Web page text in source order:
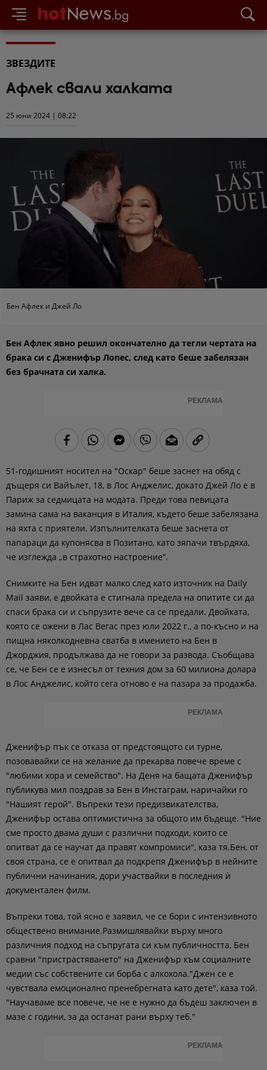
ЗВЕЗДИТЕ
Афлек свали халката
25 юни 2024 | 08:22
Бен Афлек и Джей Ло
Бен Афлек явно решил окончателно да тегли чертата на
брака си с Дженифър Лопес, след като беше забелязан
без брачната си халка.
РЕКЛАМА
51-годишният носител на "Оскар" беше заснет на обяд с
дъщеря си Вайълет, 18, в Лос Анджелис, докато Джей Ло е в
Париж за седмицата на модата. Преди това певицата
замина сама на ваканция в Италия, където беше забелязана
на яхта с приятели. Изпълнителката беше заснета от
папараци да купонясва в Позитано, като зяпачи твърдяха,
че изглежда „в страхотно настроение“.
Снимките на Бен идват малко след като източник на Daily
Mail заяви, е двойката е стигнала предела на опитите си да
спаси брака си и съпрузите вече са се предали. Двойката,
която се ожени в Лас Вегас през юли 2022 г., а по-късно и на
пищна няколкодневна сватба в имението на Бен в
Джорджия, продължава да не говори за развода. Съобщава
се, че Бен се е изнесъл от техния дом за 60 милиона долара
в Лос Анджелис, който сега отново е на пазара за продажба.
РЕКЛАМА
Дженифър пък се отказа от предстоящото си турне,
позовавайки се на желание да прекарва повече време с
"любими хора и семейство". На Деня на бащата Дженифър
публикува мил поздрав за Бен в Инстаграм, наричайки го
"Нашият герой". Въпреки тези предизвикателства,
Дженифър остава оптимистична за общото им бъдеще. "Ние
сме просто двама души с различни подходи, които се
опитват да се научат да правят компромиси", каза тя.Бен, от
своя страна, се е опитвал да подкрепя Дженифър в нейните
публични начинания, дори участвайки в последния ѝ
документален филм.
Въпреки това, той ясно е заявил, че се бори с интензивното
обществено внимание.Размишлявайки върху много
различния подход на съпругата си към публичността, Бен
сравни "пристрастяването" на Дженифър към социалните
медии със собствените си борба с алкохола."Джен се е
чувствала емоционално пренебрегната като дете", каза той.
"Научаваме все повече, че не е нужно да бъдеш заключен в
мазе с години, за да останат рани върху теб."
РЕКЛАМА